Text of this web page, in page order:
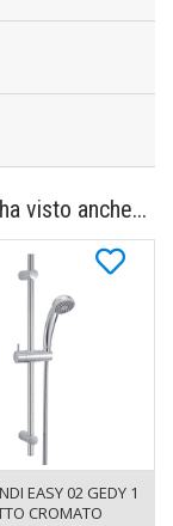
visto anche...
EASY 02 GEDY 1
CROMATO